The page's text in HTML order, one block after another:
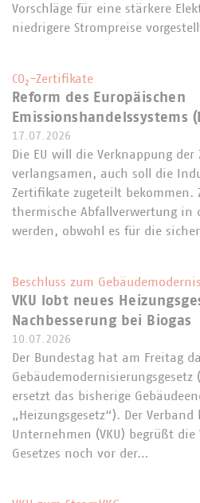
Vorschläge für eine stärkere
niedrigere Strompreise
CO₂-Zertifikate
Reform des Europäischen
Emissionshandelssystems
17.07.2026
Die EU will die Verknappung der
verlangsamen, auch soll die
Zertifikate zugeteilt bekommen.
thermische Abfallverwertung in
werden, obwohl es für die
Beschluss zum
VKU lobt neues
Nachbesserung bei Biogas
10.07.2026
Der Bundestag hat am Freitag
Gebäudemodernisierungsgesetz
ersetzt das bisherige
„Heizungsgesetz“). Der
Unternehmen (VKU) begrüßt die
Gesetzes noch vor der…